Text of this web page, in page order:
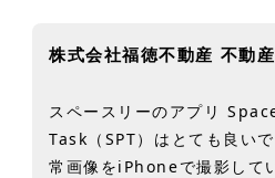
株式会社福徳不動産 不動
スペースリーのアプリ
Task（SPT）はとても良い
常画像をiPhoneで撮影して